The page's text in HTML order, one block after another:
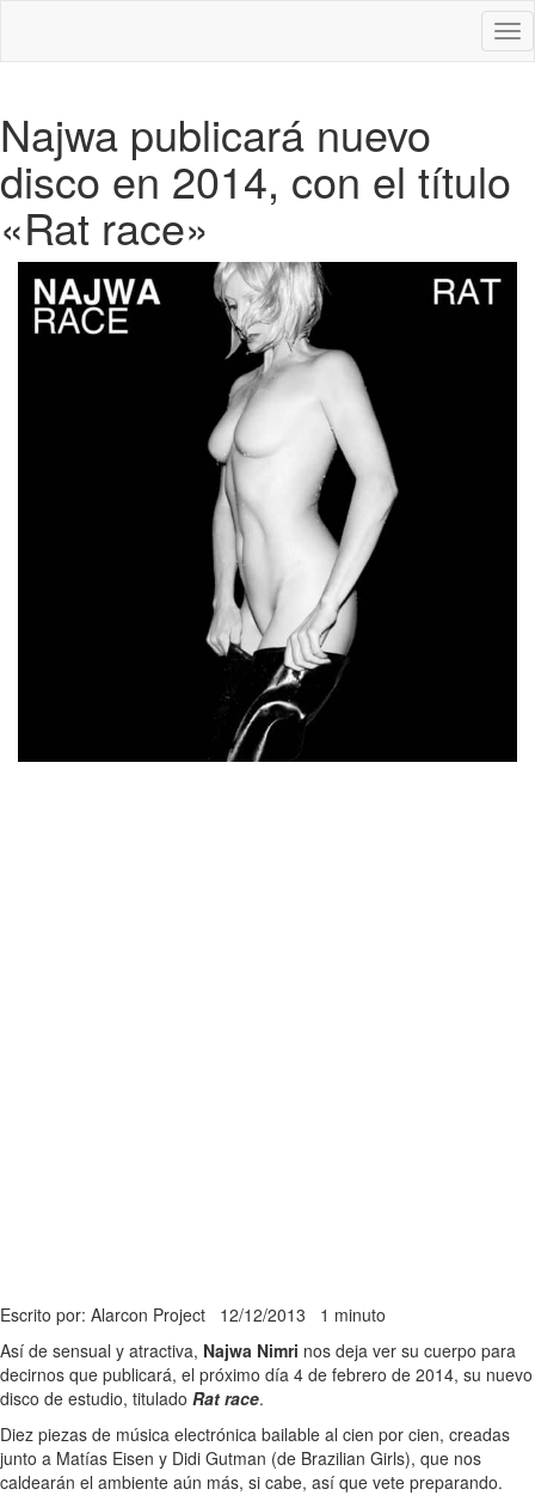
Najwa publicará nuevo
disco en 2014, con el título
«Rat race»
Escrito por: Alarcon Project 12/12/2013 1 minuto
Así de sensual y atractiva, Najwa Nimri nos deja ver su cuerpo para
decirnos que publicará, el próximo día 4 de febrero de 2014, su nuevo
disco de estudio, titulado Rat race.
Diez piezas de música electrónica bailable al cien por cien, creadas
junto a Matías Eisen y Didi Gutman (de Brazilian Girls), que nos
caldearán el ambiente aún más, si cabe, así que vete preparando.